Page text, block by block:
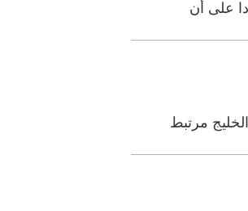
على أن
مرتبط